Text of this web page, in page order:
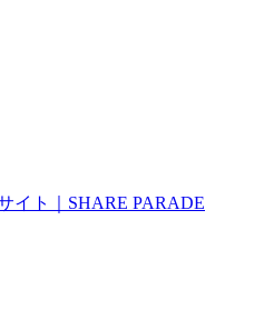
イト｜SHARE PARADE